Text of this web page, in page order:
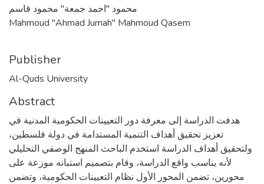
محمود "احمد جمعة" محمود قاسم
Mahmoud "Ahmad Jumah" Mahmoud Qasem
Publisher
Al-Quds University
Abstract
هدفت الدراسة إلى معرفة دور التعيينات الحكومية المدنية في
تعزيز تحقيق أهداف التنمية المستدامة في دولة فلسطين،
ولتحقيق أهداف الدراسة استخدم الباحث المنهج الوصفي التحليلي
لأنه يناسب واقع الدراسة، وقام بتصميم استبانه موزعة على
محورين، تضمن المحور الأول نظام التعيينات الحكومية، وتضمن